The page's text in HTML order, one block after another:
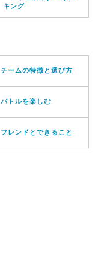
キング
チームの特徴と選び方
バトルを楽しむ
フレンドとできること